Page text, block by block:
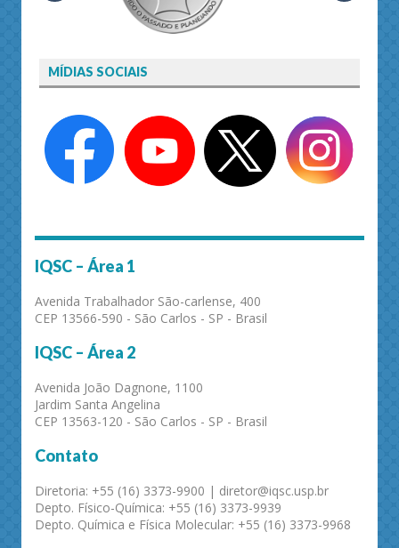
MÍDIAS SOCIAIS
IQSC – Área 1
Avenida Trabalhador São-carlense, 400
CEP 13566-590 - São Carlos - SP - Brasil
IQSC – Área 2
Avenida João Dagnone, 1100
Jardim Santa Angelina
CEP 13563-120 - São Carlos - SP - Brasil
Contato
Diretoria: +55 (16) 3373-9900 | diretor@iqsc.usp.br
Depto. Físico-Química: +55 (16) 3373-9939
Depto. Química e Física Molecular: +55 (16) 3373-9968